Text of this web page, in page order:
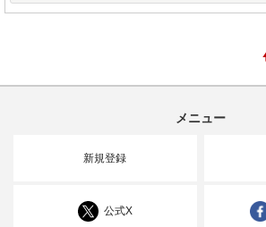
メニュー
新規登録
公式X